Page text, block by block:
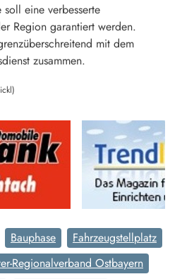
eine verbesserte
Region garantiert werden.
mit dem
zusammen.
Bauphase
Fahrzeugstellplatz
Regionalverband Ostbayern